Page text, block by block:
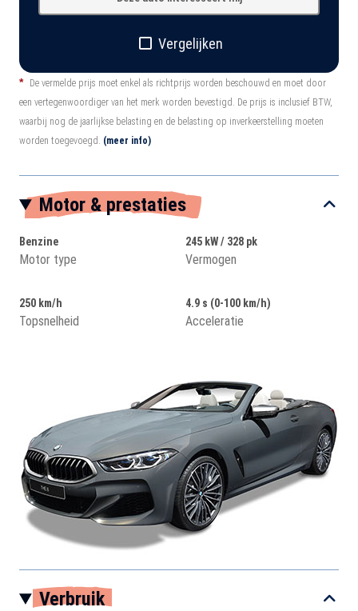
Vergelijken
*
De vermelde prijs moet enkel als richtprijs worden beschouwd en moet door
een vertegenwoordiger van het merk worden bevestigd. De prijs is inclusief BTW,
waarbij nog de jaarlijkse belasting en de belasting op inverkeerstelling moeten
worden toegevoegd. (meer info)
Motor & prestaties
Benzine
Motor type
245 kW / 328 pk
Vermogen
250 km/h
Topsnelheid
4.9 s (0-100 km/h)
Acceleratie
Verbruik